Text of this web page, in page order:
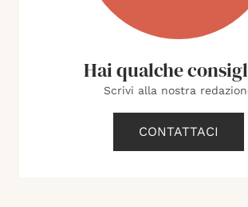
Hai qualche
Scrivi alla nostra
CONTATTACI